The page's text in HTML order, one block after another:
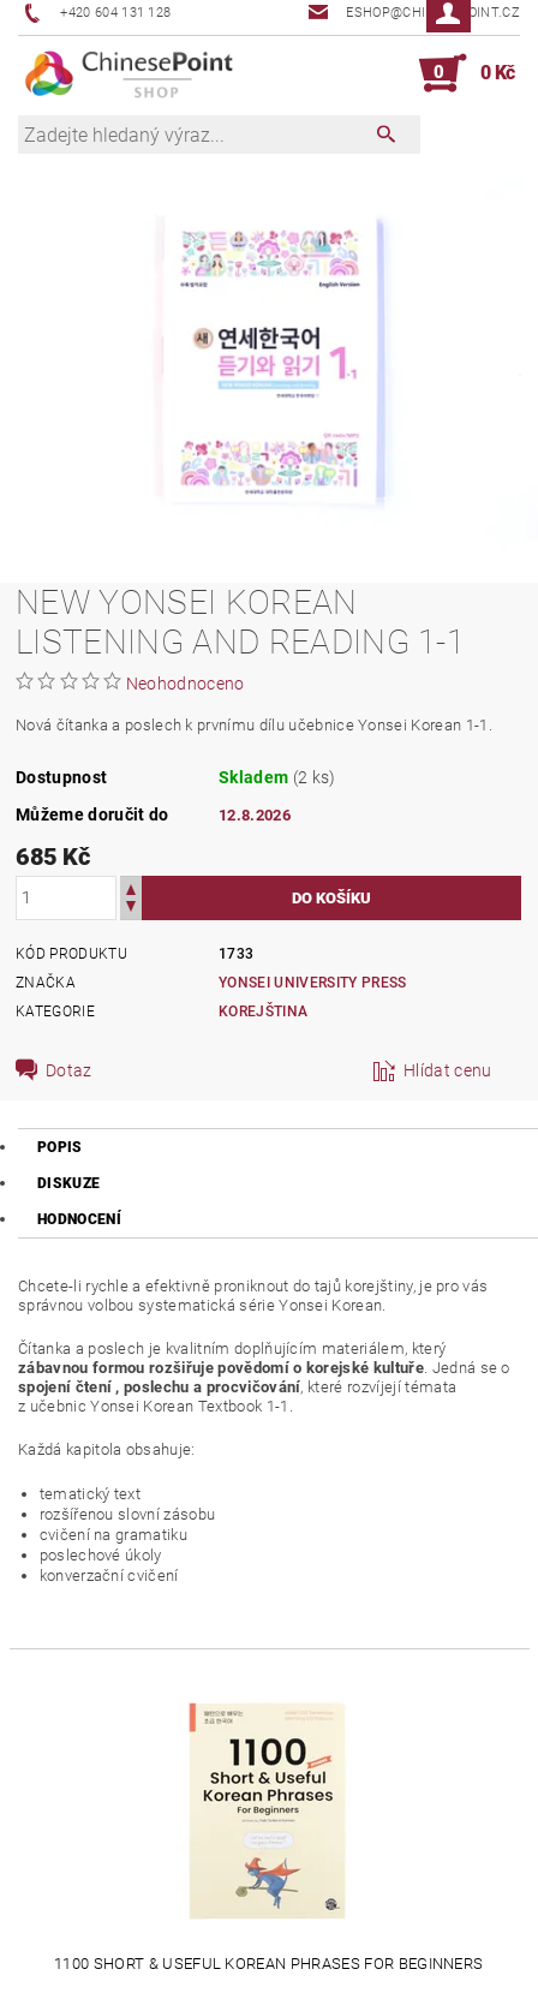
+420 604 131 128 ESHOP@CHINESEPOINT.CZ
0 0 Kč
NEW YONSEI KOREAN
LISTENING AND READING 1-1
Neohodnoceno
Nová čítanka a poslech k prvnímu dílu učebnice Yonsei Korean 1-1.
Dostupnost Skladem (2 ks)
Můžeme doručit do
12.8.2026
685 Kč
KÓD PRODUKTU
1733
ZNAČKA
YONSEI UNIVERSITY PRESS
KATEGORIE
KOREJŠTINA
Dotaz Hlídat cenu
POPIS
DISKUZE
HODNOCENÍ
Chcete-li rychle a efektivně proniknout do tajů korejštiny, je pro vás
správnou volbou systematická série Yonsei Korean.
Čítanka a poslech je kvalitním doplňujícím materiálem, který
zábavnou formou rozšiřuje povědomí o korejské kultuře. Jedná se o
spojení čtení , poslechu a procvičování, které rozvíjejí témata
z učebnic Yonsei Korean Textbook 1-1.
Každá kapitola obsahuje:
tematický text
rozšířenou slovní zásobu
cvičení na gramatiku
poslechové úkoly
konverzační cvičení
1100 SHORT & USEFUL KOREAN PHRASES FOR BEGINNERS